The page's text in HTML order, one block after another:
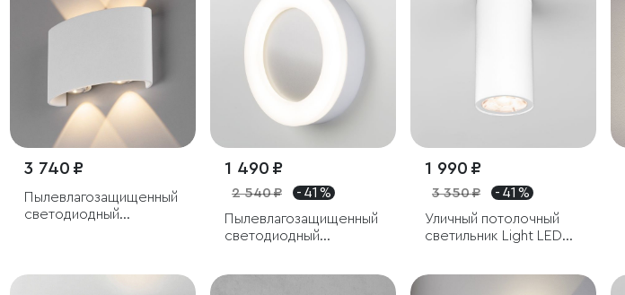
3 740 ₽
Пылевлагозащищенный
светодиодный
1 490 ₽
2 540 ₽
- 41 %
Пылевлагозащищенный
светодиодный
1 990 ₽
3 350 ₽
- 41 %
Уличный потолочный
светильник Light LED